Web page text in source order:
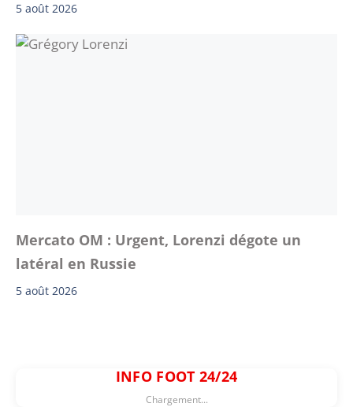
5 août 2026
Mercato OM : Urgent, Lorenzi dégote un
latéral en Russie
5 août 2026
INFO FOOT 24/24
Chargement...